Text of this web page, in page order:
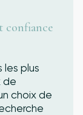
confiance
plus
de
choix de